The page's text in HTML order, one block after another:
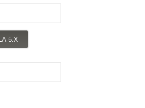
5.X